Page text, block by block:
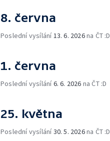
8. června
Poslední vysílání 13. 6. 2026na ČT :D
1. června
Poslední vysílání6. 6. 2026 na ČT :D
25. května
Poslední vysílání30. 5. 2026na ČT :D